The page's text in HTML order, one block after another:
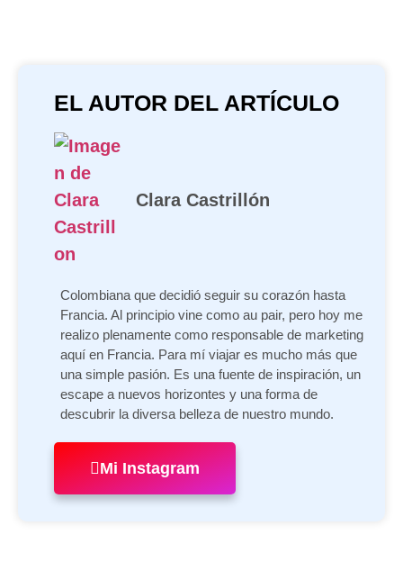
EL AUTOR DEL ARTÍCULO
Clara Castrillón
Colombiana que decidió seguir su corazón hasta
Francia. Al principio vine como au pair, pero hoy me
realizo plenamente como responsable de marketing
aquí en Francia. Para mí viajar es mucho más que
una simple pasión. Es una fuente de inspiración, un
escape a nuevos horizontes y una forma de
descubrir la diversa belleza de nuestro mundo.
Mi Instagram